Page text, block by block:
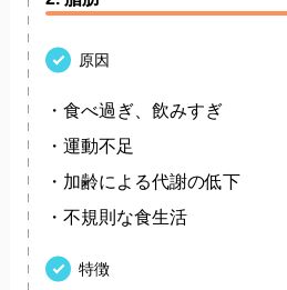
原因
・食べ過ぎ、飲みすぎ
・運動不足
・加齢による代謝の低下
・不規則な食生活
特徴